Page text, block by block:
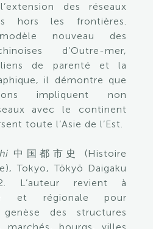
des réseaux
hors les frontières.
nouveau des
d’Outre-mer,
de parenté et la
il démontre que
impliquent non
avec le continent
toute l’Asie de l’Est.
中国都市史 (Histoire
Tokyo, Tōkyō Daigaku
L’auteur revient à
et régionale pour
des structures